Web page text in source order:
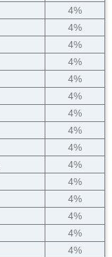
4%
4%
4%
4%
4%
4%
4%
4%
4%
4%
4%
4%
4%
4%
4%